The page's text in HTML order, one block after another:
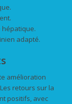
hépatique.
adapté.
amélioration
retours sur la
positifs, avec